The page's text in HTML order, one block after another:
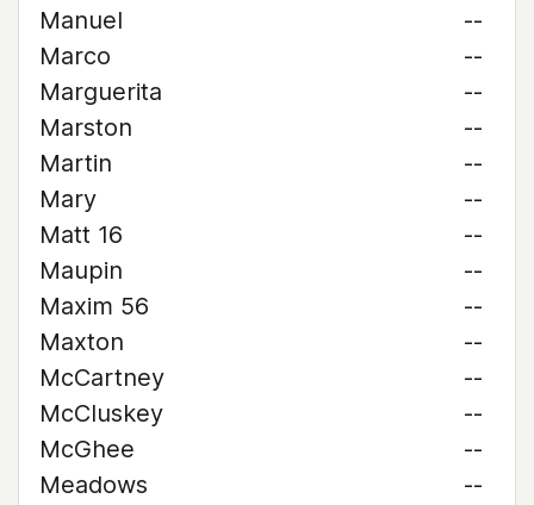
Manuel
--
Marco
--
Marguerita
--
Marston
--
Martin
--
Mary
--
Matt 16
--
Maupin
--
Maxim 56
--
Maxton
--
McCartney
--
McCluskey
--
McGhee
--
Meadows
--